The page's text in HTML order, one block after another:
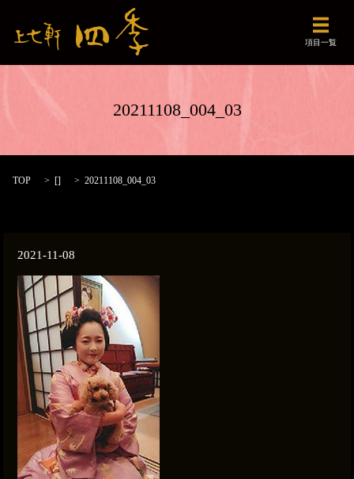
メニュ
項目一覧
20211108_004_03
TOP [] 20211108_004_03
2021-11-08